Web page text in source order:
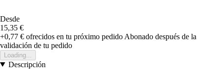
Desde
15,35 €
+0,77 € ofrecidos en tu próximo pedido Abonado después de la
validación de tu pedido
Loading...
Descripción